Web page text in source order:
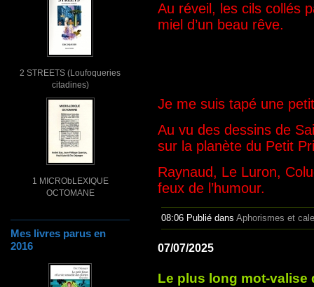
2 STREETS (Loufoqueries
citadines)
1 MICRObLEXIQUE
OCTOMANE
Mes livres parus en
2016
Au réveil, les cils collés
miel d’un beau rêve.
Je me suis tapé une
Au vu des dessins de
sur la planète du Petit
Raynaud, Le Luron,
feux de l’humour.
08:06 Publié dans Aphorismes et
07/07/2025
Le plus long mot-valise